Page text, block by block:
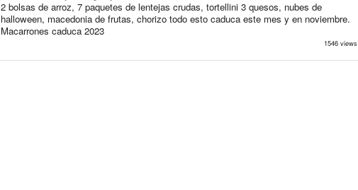
2 bolsas de arroz, 7 paquetes de lentejas crudas, tortellini 3 quesos, nubes de
halloween, macedonia de frutas, chorizo todo esto caduca este mes y en noviembre.
Macarrones caduca 2023
1546 views